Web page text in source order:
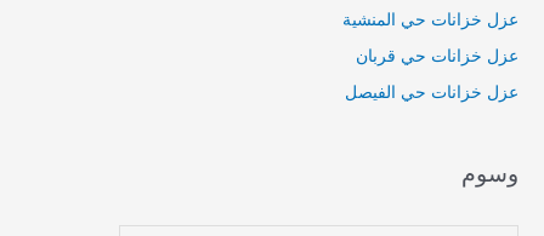
عزل خزانات حي المنشية
عزل خزانات حي قربان
عزل خزانات حي الفيصل
وسوم